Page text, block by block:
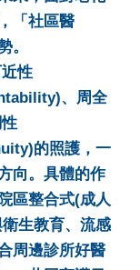
「社區醫
。
性
、周全
的照護，一
向。具體的作
區整合式(成人
生教育、流感
周邊診所好醫